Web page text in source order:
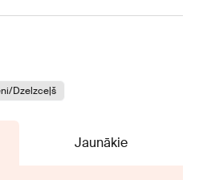
Dzelzceļš
Jaunākie